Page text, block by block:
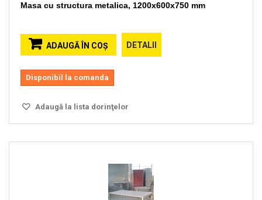
Masa cu structura metalica, 1200x600x750 mm
ADAUGĂ ÎN COŞ DETALII
Disponibil la comanda
Adaugă la lista dorinţelor